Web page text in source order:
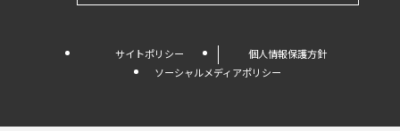
サイトポリシー
個人情報保護方針
ソーシャルメディアポリシー